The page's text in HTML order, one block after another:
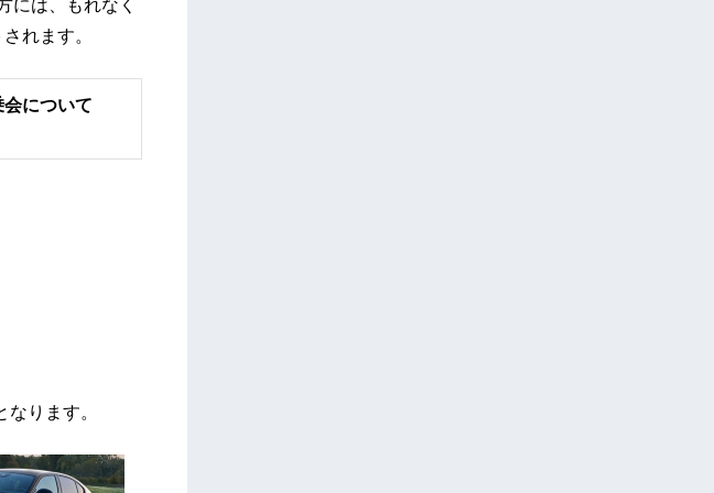
には、もれなく
れます。
について
ります。